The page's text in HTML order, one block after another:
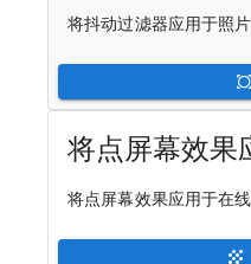
将抖动过滤器应用于照片
将点屏幕效果
将点屏幕效果应用于在线